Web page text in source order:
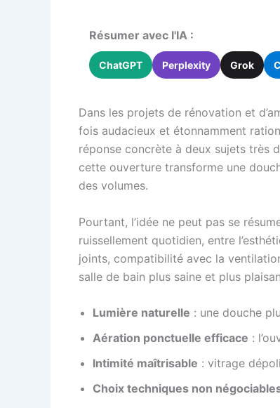
Résumer avec l'IA :
ChatGPT Perplexity Grok
Dans les projets de rénovation et
fois audacieux et étonnamment
réponse concrète à deux sujets très
cette ouverture transforme une
des volumes.
Pourtant, l’idée ne peut pas se
ruissellement quotidien, entre
joints, compatibilité avec la
salle de bain plus saine et plus
Lumière naturelle : une douche
Aération ponctuelle efficace :
Intimité maîtrisable : vitrage
Choix techniques non